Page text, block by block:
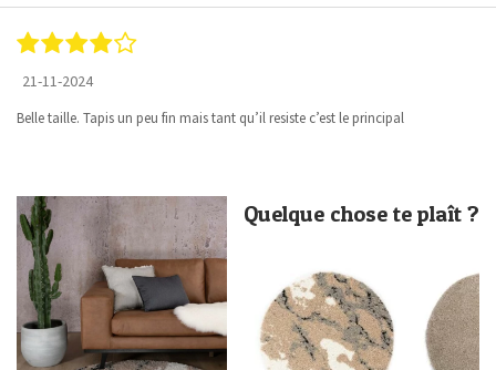
21-11-2024
Belle taille. Tapis un peu fin mais tant qu’il resiste c’est le principal
Quelque chose te plaît ?